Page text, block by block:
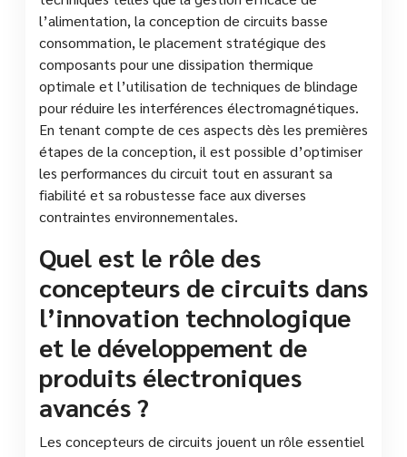
l’alimentation, la conception de circuits basse
consommation, le placement stratégique des
composants pour une dissipation thermique
optimale et l’utilisation de techniques de blindage
pour réduire les interférences électromagnétiques.
En tenant compte de ces aspects dès les premières
étapes de la conception, il est possible d’optimiser
les performances du circuit tout en assurant sa
fiabilité et sa robustesse face aux diverses
contraintes environnementales.
Quel est le rôle des
concepteurs de circuits dans
l’innovation technologique
et le développement de
produits électroniques
avancés ?
Les concepteurs de circuits jouent un rôle essentiel